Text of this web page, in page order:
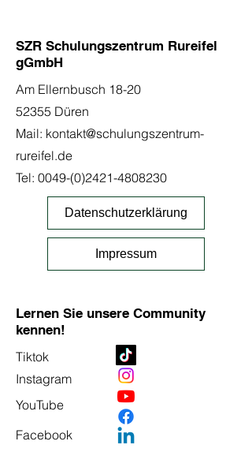
SZR Schulungszentrum Rureifel
gGmbH
Am Ellernbusch 18-20
52355 Düren
Mail: kontakt@schulungszentrum-
rureifel.de
Tel: 0049-(0)2421-4808230
Datenschutzerklärung
Impressum
Lernen Sie unsere Community
kennen!
Tiktok
Instagram
YouTube
Facebook